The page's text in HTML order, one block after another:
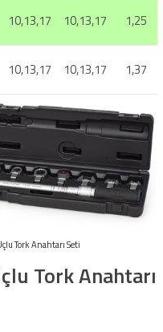
10,13,17 10,13,17 1,25
10,13,17 10,13,17 1,37
Tork Anahtarı Seti
Tork Anahtarı